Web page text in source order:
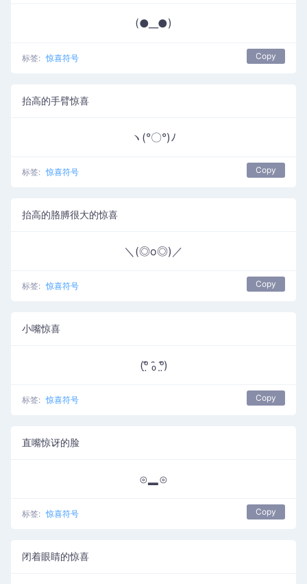
(●__●)
标签: 惊喜符号 Copy
抬高的手臂惊喜
ヽ(°〇°)ﾉ
标签: 惊喜符号 Copy
抬高的胳膊很大的惊喜
＼(◎o◎)／
标签: 惊喜符号 Copy
小嘴惊喜
(ᵒ̤̑ ₀̑ ᵒ̤̑)
标签: 惊喜符号 Copy
直嘴惊讶的脸
⊙▂⊙
标签: 惊喜符号 Copy
闭着眼睛的惊喜